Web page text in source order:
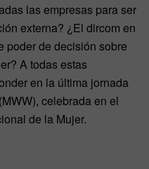
las empresas para ser
externa? ¿El dircom en
poder de decisión sobre
A todas estas
en la última jornada
celebrada en el
de la Mujer.